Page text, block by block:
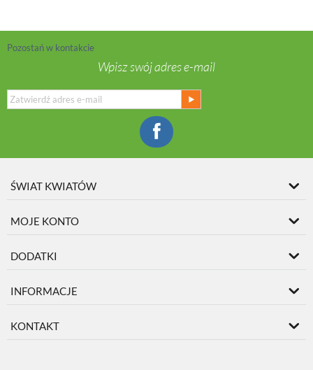
Pozostań w kontakcie
Wpisz swój adres e-mail
ŚWIAT KWIATÓW
MOJE KONTO
DODATKI
INFORMACJE
KONTAKT